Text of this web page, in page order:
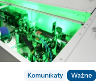
Komunikaty Ważne